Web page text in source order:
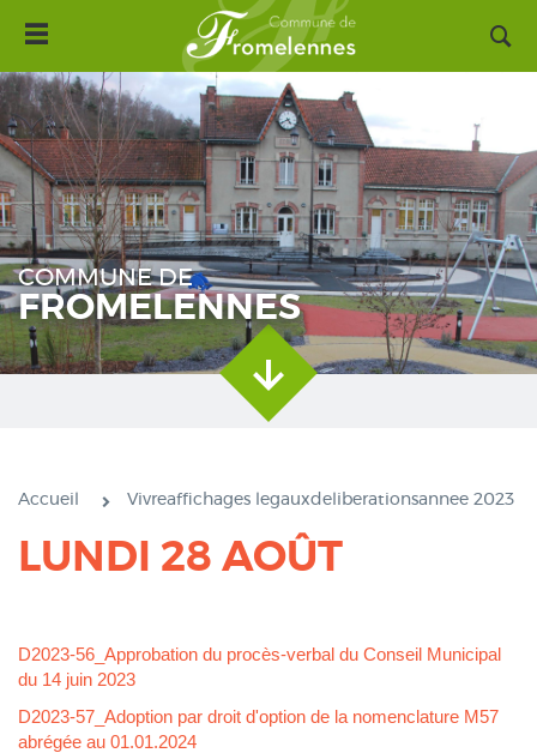
Aller
contenu
principal
Toggle
navigation
COMMUNE DE
FROMELENNES
Accueil Vivreaffichages legauxdeliberationsannee 2023
LUNDI 28 AOÛT
Corps
D2023-56_Approbation du procès-verbal du Conseil Municipal
du 14 juin 2023
D2023-57_Adoption par droit d'option de la nomenclature M57
abrégée au 01.01.2024